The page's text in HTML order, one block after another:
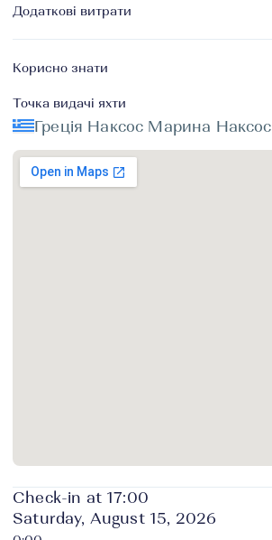
Додаткові витрати
Корисно знати
Check-in at 17:00
Saturday, August 15, 2026
Точка видачі яхти
Греція Наксос Марина Наксос